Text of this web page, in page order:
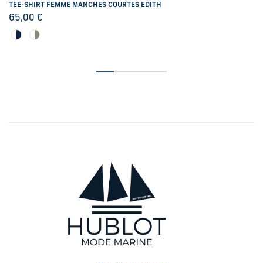
TEE-SHIRT FEMME MANCHES COURTES EDITH
65,00 €